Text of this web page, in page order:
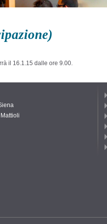
il 16.1.15 dalle ore 9.00.